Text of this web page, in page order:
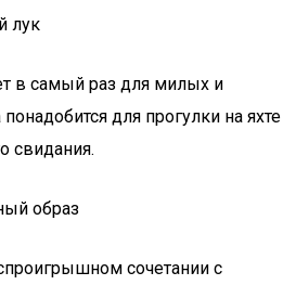
лук
в самый раз для милых и
для прогулки на яхте
свидания.
образ
сочетании с